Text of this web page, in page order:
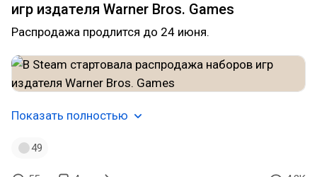
игр издателя Warner Bros. Games
Распродажа продлится до 24 июня.
Показать полностью
49